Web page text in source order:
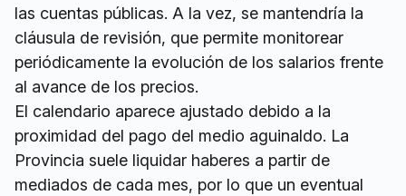
las cuentas públicas. A la vez, se mantendría la
cláusula de revisión, que permite monitorear
periódicamente la evolución de los salarios frente
al avance de los precios.
El calendario aparece ajustado debido a la
proximidad del pago del medio aguinaldo. La
Provincia suele liquidar haberes a partir de
mediados de cada mes, por lo que un eventual